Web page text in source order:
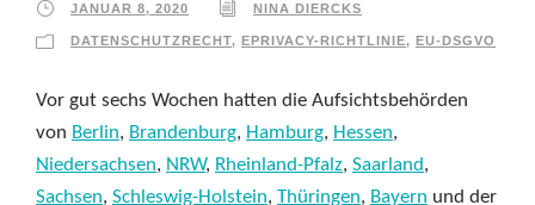
JANUAR 8, 2020 NINA DIERCKS
DATENSCHUTZRECHT, EPRIVACY-RICHTLINIE, EU-DSGVO
Vor gut sechs Wochen hatten die Aufsichtsbehörden
von Berlin, Brandenburg, Hamburg, Hessen,
Niedersachsen, NRW, Rheinland-Pfalz, Saarland,
Sachsen, Schleswig-Holstein, Thüringen, Bayern und der